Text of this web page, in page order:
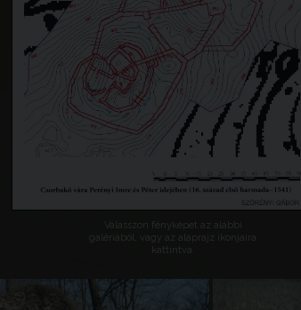
Válasszon fényképet az alábbi
galériából, vagy az alaprajz ikonjaira
kattintva.